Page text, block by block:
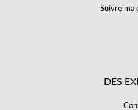
Suivre ma
DES